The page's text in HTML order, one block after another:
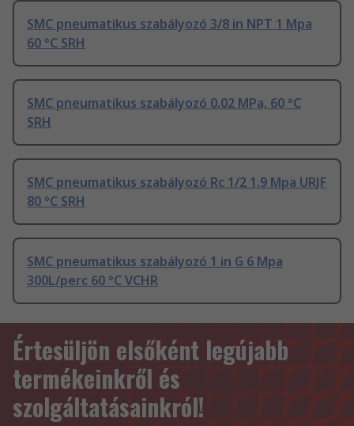
SMC pneumatikus szabályozó 3/8 in NPT 1 Mpa
60 °C SRH
SMC pneumatikus szabályozó 0.02 MPa, 60 °C
SRH
SMC pneumatikus szabályozó Rc 1/2 1.9 Mpa URJF
80 °C SRH
SMC pneumatikus szabályozó 1 in G 6 Mpa
300L/perc 60 °C VCHR
Értesüljön elsőként legújabb
termékeinkről és
szolgáltatásainkról!